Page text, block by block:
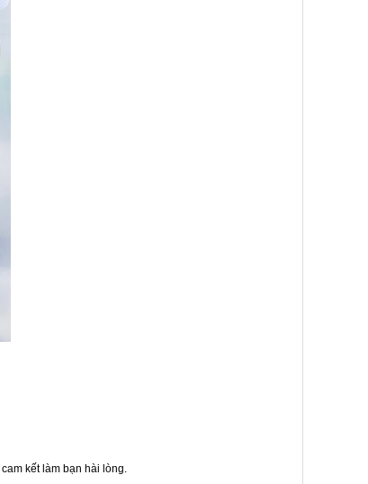
cam kết làm bạn hài lòng.